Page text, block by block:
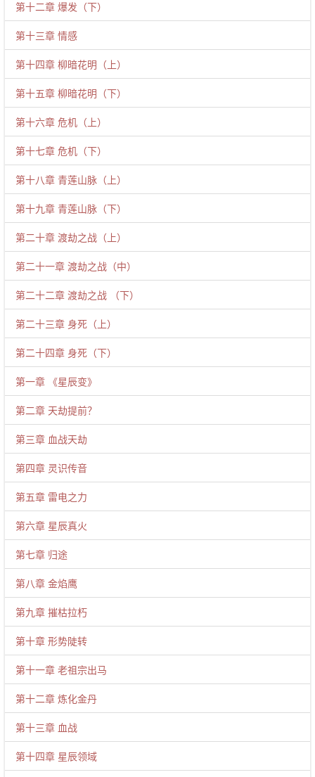
第十二章 爆发（下）
第十三章 情感
第十四章 柳暗花明（上）
第十五章 柳暗花明（下）
第十六章 危机（上）
第十七章 危机（下）
第十八章 青莲山脉（上）
第十九章 青莲山脉（下）
第二十章 渡劫之战（上）
第二十一章 渡劫之战（中）
第二十二章 渡劫之战 （下）
第二十三章 身死（上）
第二十四章 身死（下）
第一章 《星辰变》
第二章 天劫提前？
第三章 血战天劫
第四章 灵识传音
第五章 雷电之力
第六章 星辰真火
第七章 归途
第八章 金焰鹰
第九章 摧枯拉朽
第十章 形势陡转
第十一章 老祖宗出马
第十二章 炼化金丹
第十三章 血战
第十四章 星辰领域